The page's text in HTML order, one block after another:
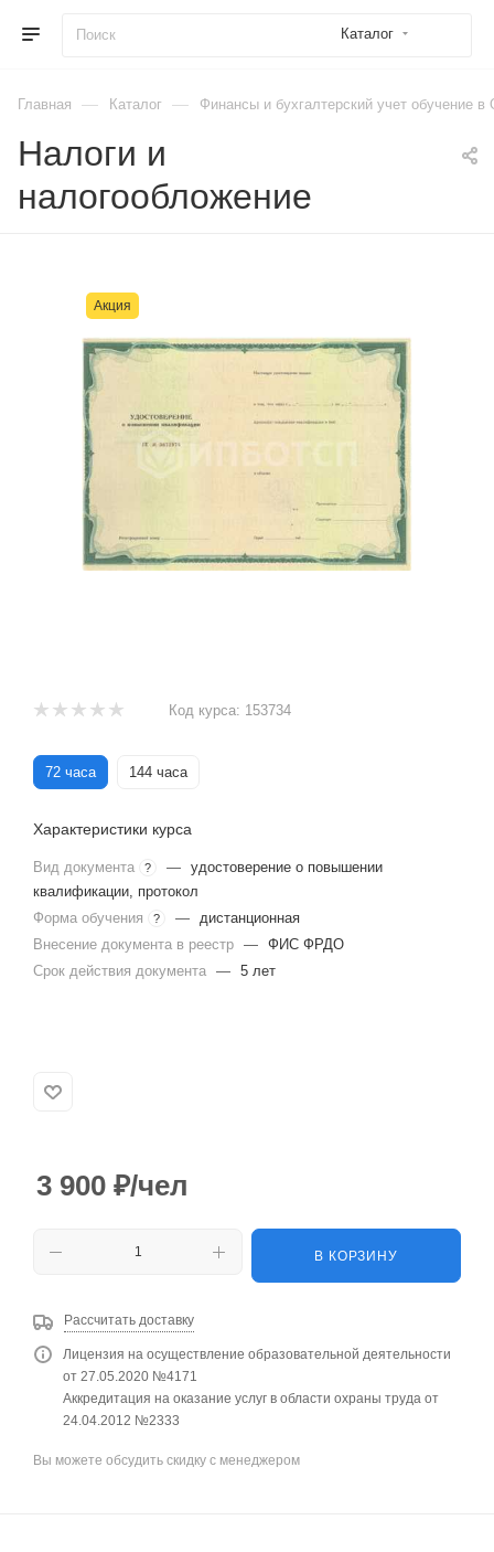
Каталог
Главная — Каталог — Финансы и бухгалтерский учет обучение в
Налоги и
налогообложение
Акция
Код курса: 153734
72 часа 144 часа
Характеристики курса
Вид документа ? — удостоверение о повышении
квалификации, протокол
Форма обучения
? —
дистанционная
Внесение документа в реестр — ФИС ФРДО
Срок действия документа — 5 лет
3 900 ₽/чел
В КОРЗИНУ
Рассчитать доставку
Лицензия на осуществление образовательной деятельности
от 27.05.2020 №4171
Аккредитация на оказание услуг в области охраны труда от
24.04.2012 №2333
Вы можете обсудить скидку с менеджером